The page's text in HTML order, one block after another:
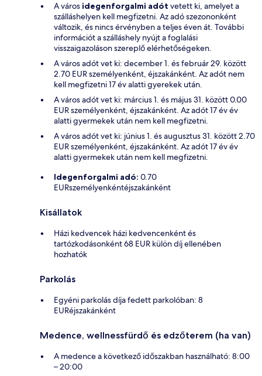
A városidegenforgalmi adót vetett ki, amelyet a
szálláshelyen kell megfizetni. Az adó szezononként
változik, és nincs érvényben a teljes éven át. További
információt a szálláshely nyújt a foglalási
visszaigazoláson szereplő elérhetőségeken.
A város adót vet ki: december 1. és február 29. között
2.70 EUR személyenként, éjszakánként. Az adót nem
kell megfizetni 17 év alatti gyerekek után.
A város adót vet ki: március 1. és május 31. között 0.00
EUR személyenként, éjszakánként. Az adót 17 év év
alatti gyermekek után nem kell megfizetni.
A város adót vet ki: június 1. és augusztus 31. között 2.70
EUR személyenként, éjszakánként. Az adót 17 év év
alatti gyermekek után nem kell megfizetni.
Idegenforgalmi adó: 0.70
EURszemélyenkéntéjszakánként
Kisállatok
Házi kedvencek házi kedvencenként és
tartózkodásonként 68 EUR külön díj ellenében
hozhatók
Parkolás
Egyéni parkolás díja fedett parkolóban: 8
EURéjszakánként
Medence, wellnessfürdő és edzőterem (ha van)
A medence a következő időszakban használható: 8:00
– 20:00